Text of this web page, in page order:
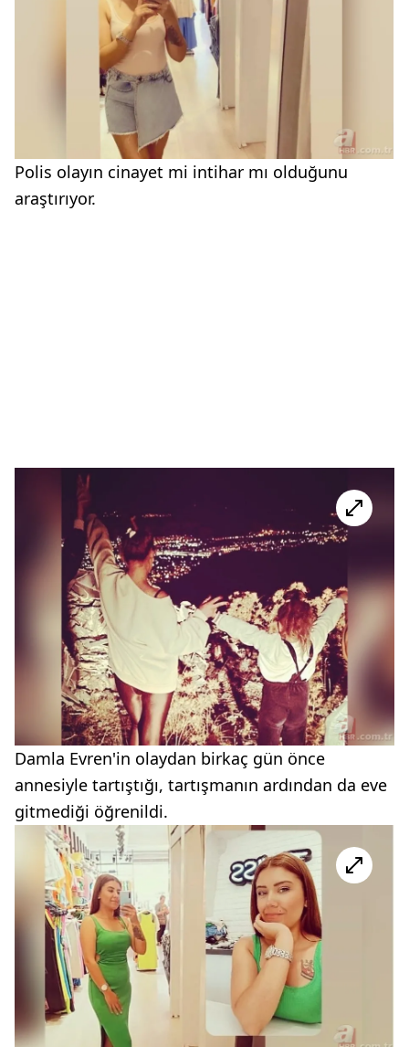
Polis olayın cinayet mi intihar mı olduğunu
araştırıyor.
Damla Evren'in olaydan birkaç gün önce
annesiyle tartıştığı, tartışmanın ardından da eve
gitmediği öğrenildi.